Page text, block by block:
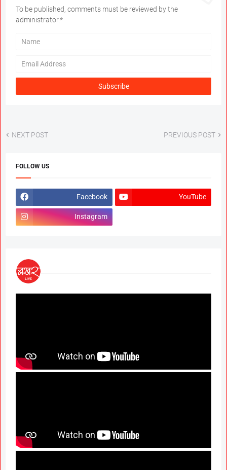
To be published, comments must be reviewed by the
administrator.*
NEXT POST PREVIOUS POST
FOLLOW US
Facebook YouTube
Instagram